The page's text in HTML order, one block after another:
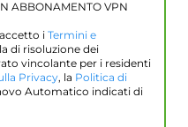
ABBONAMENTO VPN
i Termini e
di risoluzione dei
vincolante per i residenti
Privacy, la Politica di
Automatico indicati di